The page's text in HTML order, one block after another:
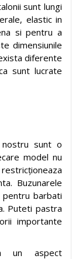
sunt lungi
elastic in
si pentru a
dimensiunile
diferente
sunt lucrate
nostru sunt o
model nu
Buzunarele
barbati
Puteti pastra
importante
un aspect